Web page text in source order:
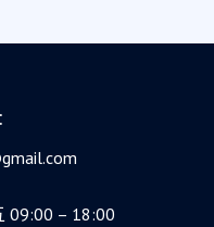
09:00 – 18:00